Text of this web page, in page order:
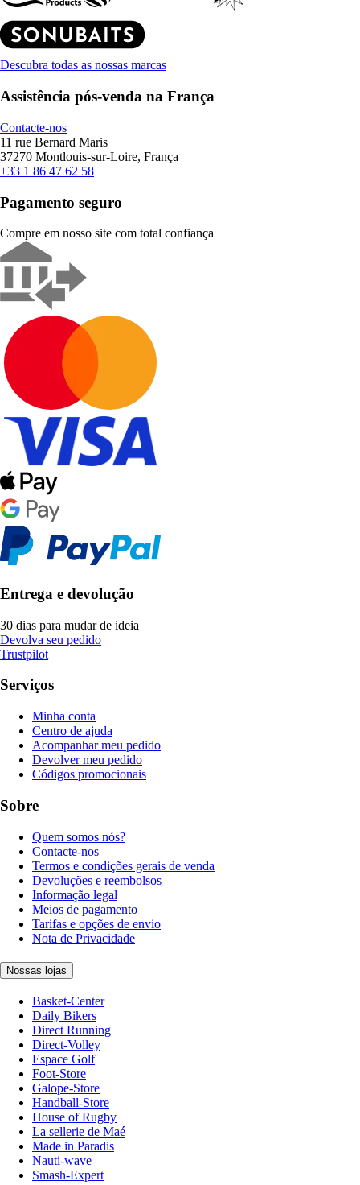
Descubra todas as nossas marcas
Assistência pós-venda na França
Contacte-nos
11 rue Bernard Maris
37270 Montlouis-sur-Loire, França
+33 1 86 47 62 58
Pagamento seguro
Compre em nosso site com total confiança
Entrega e devolução
30 dias para mudar de ideia
Devolva seu pedido
Trustpilot
Serviços
Minha conta
Centro de ajuda
Acompanhar meu pedido
Devolver meu pedido
Códigos promocionais
Sobre
Quem somos nós?
Contacte-nos
Termos e condições gerais de venda
Devoluções e reembolsos
Informação legal
Meios de pagamento
Tarifas e opções de envio
Nota de Privacidade
Nossas lojas
Basket-Center
Daily Bikers
Direct Running
Direct-Volley
Espace Golf
Foot-Store
Galope-Store
Handball-Store
House of Rugby
La sellerie de Maé
Made in Paradis
Nauti-wave
Smash-Expert